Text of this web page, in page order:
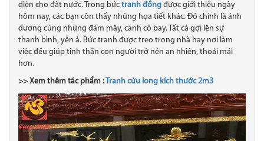
diện cho đất nước. Trong bức tranh đồng được giới thiệu ngày
hôm nay, các bạn còn thấy những họa tiết khác. Đó chính là ánh
dương cùng những đám mây, cánh cò bay. Tất cả gợi lên sự
thanh bình, yên ả. Bức tranh được treo trong nhà hay nơi làm
việc đều giúp tinh thần con người trở nên an nhiên, thoải mái
hơn.
>> Xem thêm tác phẩm : Tranh cửu long kích thước 2m3